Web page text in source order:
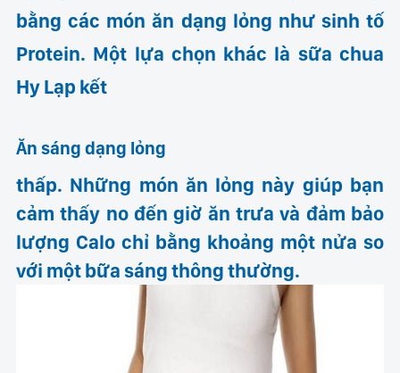
bằng các món ăn dạng lỏng như sinh tố
Protein. Một lựa chọn khác là sữa chua
Hy Lạp kết
Ăn sáng dạng lỏng
thấp. Những món ăn lỏng này giúp bạn
cảm thấy no đến giờ ăn trưa và đảm bảo
lượng Calo chỉ bằng khoảng một nửa so
với một bữa sáng thông thường.